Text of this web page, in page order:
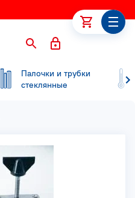
Палочки и трубки
стеклянные